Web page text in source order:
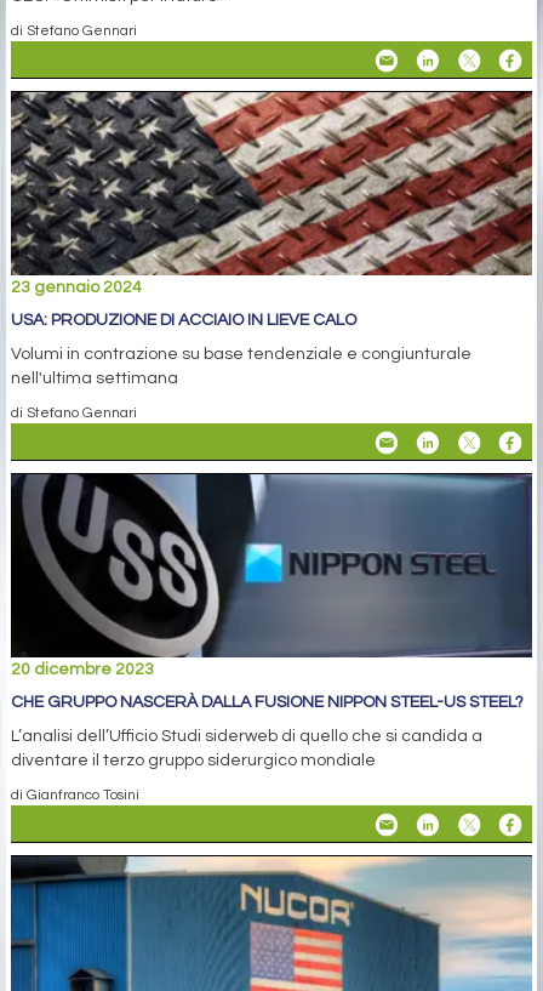
di Stefano Gennari
23 gennaio 2024
USA: PRODUZIONE DI ACCIAIO IN LIEVE CALO
Volumi in contrazione su base tendenziale e congiunturale
nell'ultima settimana
di Stefano Gennari
20 dicembre 2023
CHE GRUPPO NASCERÀ DALLA FUSIONE NIPPON STEEL-US STEEL?
L’analisi dell’Ufficio Studi siderweb di quello che si candida a
diventare il terzo gruppo siderurgico mondiale
di Gianfranco Tosini